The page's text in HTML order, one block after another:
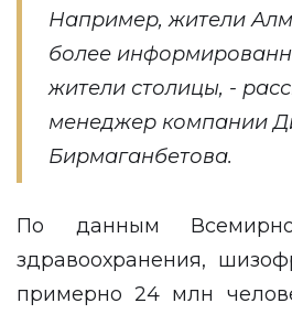
Например, жители
более
жители столицы, -
менеджер компании
Бирмаганбетова.
По данным
здравоохранения,
примерно 24 млн